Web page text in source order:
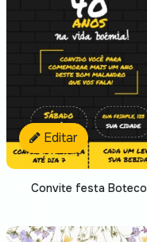
Editar
Convite festa Boteco